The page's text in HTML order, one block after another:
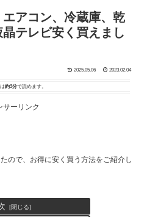
エアコン、冷蔵庫、乾
テレビ安く買えまし
2025.05.06 2023.02.04
約3分で読めます。
サーリンク
ので、お得に安く買う方法をご紹介し